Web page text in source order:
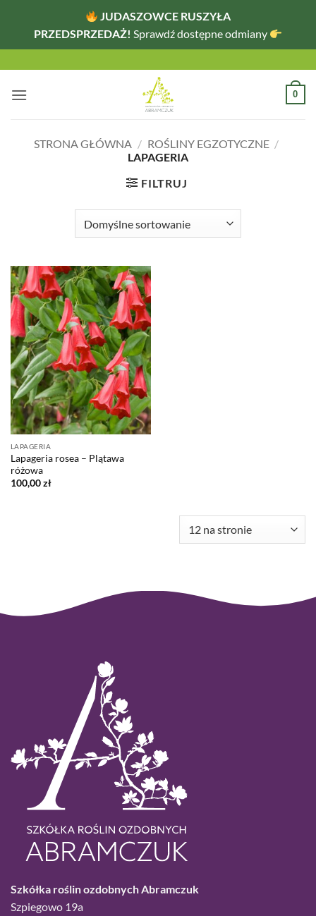
JUDASZOWCE RUSZYŁA
PRZEDSPRZEDAŻ! Sprawdź dostępne odmiany
zawartości
0
STRONA GŁÓWNA / ROŚLINY EGZOTYCZNE /
LAPAGERIA
FILTRUJ
LAPAGERIA
Lapageria rosea – Plątawa
różowa
100,00zł
Szkółka roślin ozdobnych Abramczuk
Szpiegowo 19a